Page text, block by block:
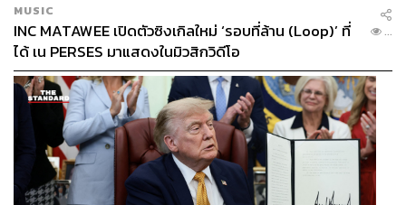
MUSIC
INC MATAWEE เปิดตัวซิงเกิลใหม่ ‘รอบที่ล้าน (Loop)’ ที่
ได้ เน PERSES มาแสดงในมิวสิกวิดีโอ
...